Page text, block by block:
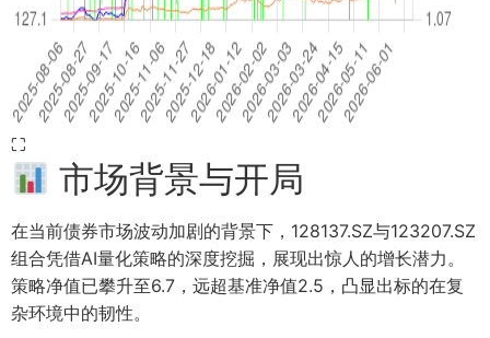
⛶
市场背景与开局
在当前债券市场波动加剧的背景下，128137.SZ与123207.SZ
组合凭借AI量化策略的深度挖掘，展现出惊人的增长潜力。
策略净值已攀升至6.7，远超基准净值2.5，凸显出标的在复
杂环境中的韧性。